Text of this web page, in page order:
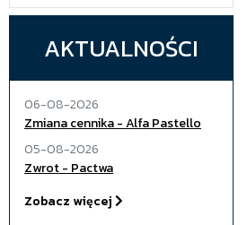
AKTUALNOŚCI
06-08-2026
Zmiana cennika - Alfa Pastello
05-08-2026
Zwrot - Pactwa
Zobacz więcej